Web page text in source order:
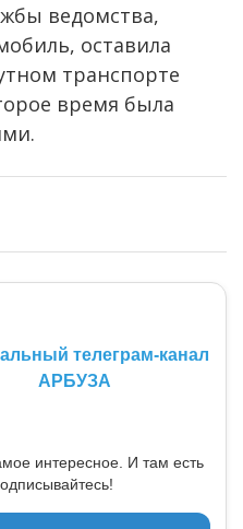
ведомства,
оставила
транспорте
время была
телеграм-канал
АРБУЗА
интересное. И там есть